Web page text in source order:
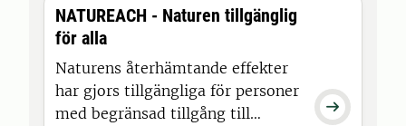

NATUREACH - Naturen tillgänglig
för alla
Naturens återhämtande effekter
har gjors tillgängliga för personer
med begränsad tillgång till